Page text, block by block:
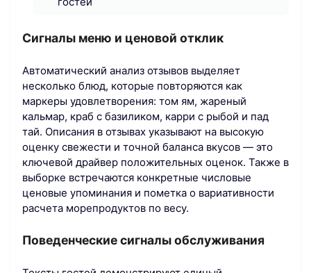
Сигналы меню и ценовой отклик
Автоматический анализ отзывов выделяет
несколько блюд, которые повторяются как
маркеры удовлетворения: том ям, жареный
кальмар, краб с базиликом, карри с рыбой и пад
тай. Описания в отзывах указывают на высокую
оценку свежести и точной баланса вкусов — это
ключевой драйвер положительных оценок. Также в
выборке встречаются конкретные числовые
ценовые упоминания и пометка о вариативности
расчета морепродуктов по весу.
Поведенческие сигналы обслуживания